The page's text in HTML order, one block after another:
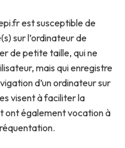
est susceptible de
sur l’ordinateur de
de petite taille, qui ne
mais qui enregistre
d’un ordinateur sur
visent à faciliter la
ont également vocation à